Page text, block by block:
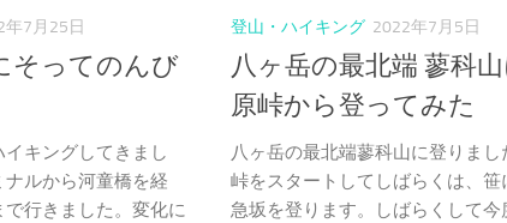
年7月25日
そってのんび
キングしてきまし
ルから河童橋を経
行きました。変化に
登山・ハイキング 2022年7月5日
八ヶ岳の最北端 蓼科
原峠から登ってみた
八ヶ岳の最北端蓼科山に登りまし
峠をスタートしてしばらくは、笹
急坂を登ります。しばらくして今